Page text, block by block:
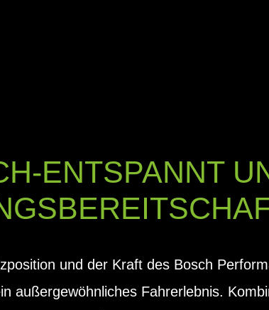
ENTSPANNT
und der Kraft des Bosch
außergewöhnliches Fahrerlebnis.